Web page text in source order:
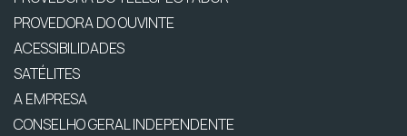
PROVEDORA DO OUVINTE
ACESSIBILIDADES
SATÉLITES
A EMPRESA
CONSELHO GERAL INDEPENDENTE